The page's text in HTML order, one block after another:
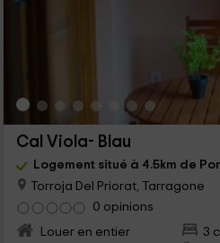
Cal Viola- Blau
Logement situé à 4.5km de
Torroja Del Priorat, Tarragone
0 opinions
Louer en entier
3